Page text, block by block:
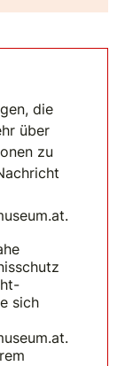
die
über
zu
sich